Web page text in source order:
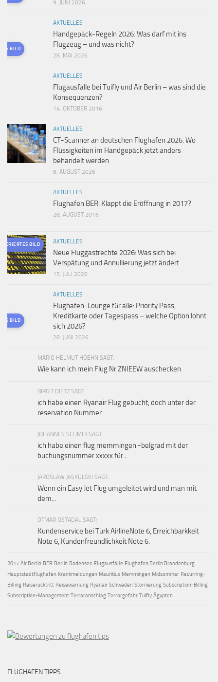
9. JUNI 2026
BILD
AKTUELLES
Handgepäck-Regeln 2026: Was darf mit ins
Flugzeug – und was nicht?
28. MAI 2026
AKTUELLES
Flugausfälle bei Tuifly und Air Berlin – was sind die
Konsequenzen?
14. OKTOBER 2016
AKTUELLES
CT-Scanner an deutschen Flughäfen 2026: Wo
Flüssigkeiten im Handgepäck jetzt anders
behandelt werden
8. AUGUST 2026
AKTUELLES
Flughafen BER: Klappt die Eröffnung in 2017?
28. AUGUST 2016
BILD AKTUELLES
Neue Fluggastrechte 2026: Was sich bei
Verspätung und Annullierung jetzt ändert
15. JULI 2026
BILD
AKTUELLES
Flughafen-Lounge für alle: Priority Pass,
Kreditkarte oder Tagespass – welche Option lohnt
sich 2026?
28. JUNI 2026
MARIO HELMUT HOEHN SAGT:
Wie kann ich mein Flug Nr ZNIEEW auschecken
BIRGIT DIETZ SAGT:
ich habe einen Ryanair Flug gebucht, doch unter der
reservation Nummer...
JOHANNES SCHMID SAGT:
ich habe einen flug memmingen -belgrad mit der
buchungsnummer xxxxx für...
JAROSLAW JASKULSKI SAGT:
Wenn ein Easy Jet Flug umgeleitet wird und man mit
dem...
OTMAR OSTADAL SAGT:
Kundenservice bei Türk AirlineNote 6, Erreichbarkkeit
Note 6, Kundenfreundlichkeit Note 6.
2017 Air Berlin BER Berlin Bodensee Flugausfälle Flughafen Berlin Brandenburg
Hauptstadtflughafen Krankmeldungen Mauritius Memmingen Midsommar Recurring-
Billing Reiserücktritt Reisewarnung Ryanair Schweden Stornierung Subscription-Billing
Subscription-Management Terroranschlag Terrorgefahr Tuifly Ägypten
FLUGHAFEN TIPPS